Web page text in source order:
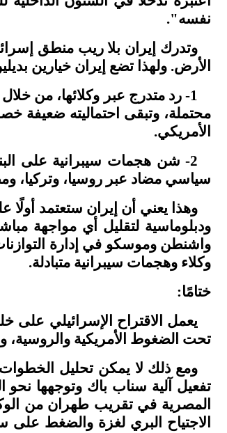
نفسه."
وتدرك إيران بلا ريب منطق
الأرض. ولهذا تضع إيران خيارين
1- رد متدرج عبر وكلائها، من
محتملة، وتبقى احتماليته ضعيفة
الأمريكي.
2-
شن هجمات سيبرانية على
سياسي مضاد عبر روسيا، وتركيا،
وهذا يعني أن إيران ستعتمد أولًا
ودبلوماسية لتقليل أي مواجهة
واشنطن وموسكو في إدارة
وكلاء وهجمات سيبرانية متبادلة.
ختامًا:
يعمل الاقتراح الإسرائيلي
تحت الضغوط الأمريكية والروسية،
ومع ذلك لا يمكن تحليل
تفعيل آلية سناب باك وتوجهها نحو
المصرية في تقريب طهران من
الاجتياح البري لغزة والضغط